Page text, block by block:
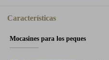
Características
Mocasines para los peques